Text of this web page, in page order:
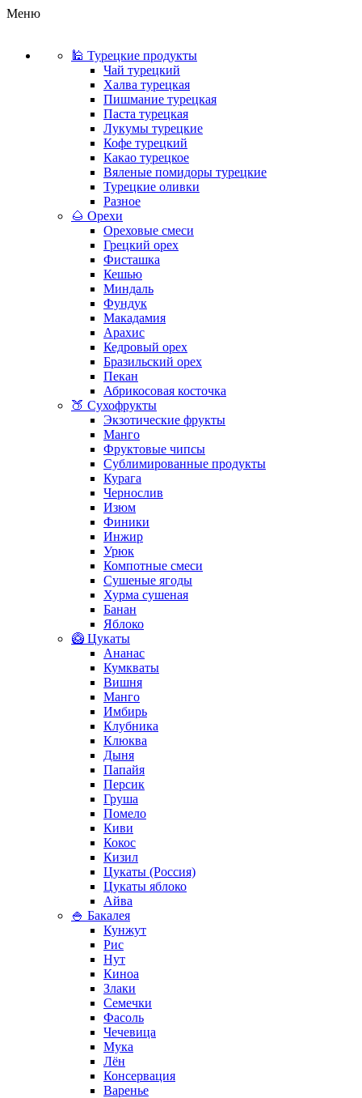
Меню
🕌 Турецкие продукты
Чай турецкий
Халва турецкая
Пишмание турецкая
Паста турецкая
Лукумы турецкие
Кофе турецкий
Какао турецкое
Вяленые помидоры турецкие
Турецкие оливки
Разное
🌰 Орехи
Ореховые смеси
Грецкий орех
Фисташка
Кешью
Миндаль
Фундук
Макадамия
Арахис
Кедровый орех
Бразильский орех
Пекан
Абрикосовая косточка
🍑 Сухофрукты
Экзотические фрукты
Манго
Фруктовые чипсы
Сублимированные продукты
Курага
Чернослив
Изюм
Финики
Инжир
Урюк
Компотные смеси
Сушеные ягоды
Хурма сушеная
Банан
Яблоко
🥝 Цукаты
Ананас
Кумкваты
Вишня
Манго
Имбирь
Клубника
Клюква
Дыня
Папайя
Персик
Груша
Помело
Киви
Кокос
Кизил
Цукаты (Россия)
Цукаты яблоко
Айва
🍚 Бакалея
Кунжут
Рис
Нут
Киноа
Злаки
Семечки
Фасоль
Чечевица
Мука
Лён
Консервация
Варенье